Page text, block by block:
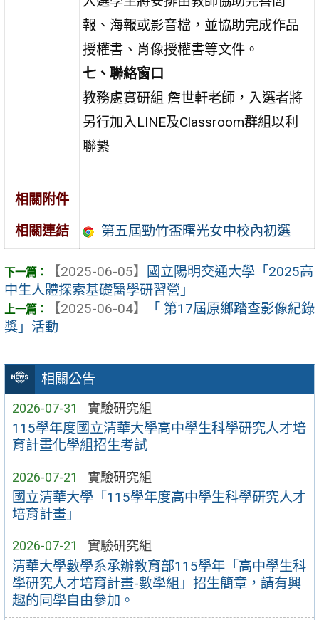
相關公告
2026-07-31 實驗研究組
115學年度國立清華大學高中學生科學研究人才培
育計畫化學組招生考試
2026-07-21 實驗研究組
國立清華大學「115學年度高中學生科學研究人才
培育計畫」
2026-07-21 實驗研究組
清華大學數學系承辦教育部115學年「高中學生科
學研究人才培育計畫-數學組」招生簡章，請有興
趣的同學自由參加。
報、海報或影音檔，並協助完成作品
授權書、肖像授權書等文件。
七、聯絡窗口
教務處實研組 詹世軒老師，入選者將
另行加入LINE及Classroom群組以利
聯繫
相關附件
相關連結
第五屆勁竹盃曙光女中校內初選
【2025-06-05】
國立陽明交通大學「2025高
中生人體探索基礎醫學研習營」
【2025-06-04】
「 第17屆原鄉踏查影像紀錄
獎」活動